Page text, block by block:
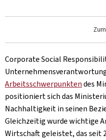
Corporate Social
Arbeitsschwerpunktendes
positioniert sich das
Nachhaltigkeit in seinen
Gleichzeitig wurde wichtige
Wirtschaft geleistet, das seit